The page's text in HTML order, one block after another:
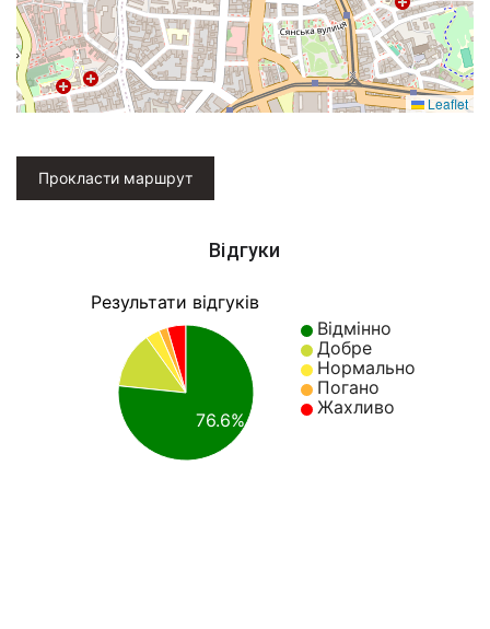
Leaflet
Прокласти маршрут
Відгуки
Результати відгуків
Відмінно
Добре
Нормально
Погано
Жахливо
76.6%